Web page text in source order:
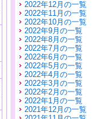
2022年12月の一覧
2022年11月の一覧
2022年10月の一覧
2022年9月の一覧
2022年8月の一覧
2022年7月の一覧
2022年6月の一覧
2022年5月の一覧
2022年4月の一覧
2022年3月の一覧
2022年2月の一覧
2022年1月の一覧
2021年12月の一覧